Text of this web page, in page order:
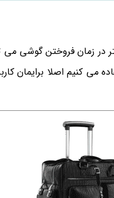
زمان فروختن گوشی می
کنیم اصلا برایمان